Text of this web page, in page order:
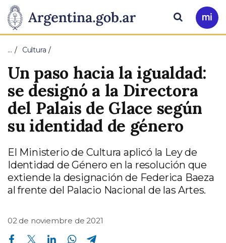
Presidencia
de
la
Nación
Pasar al contenido principal
Ir
a
Buscar
… Cultura
Un paso hacia la igualdad:
se designó a la Directora
del Palais de Glace según
su identidad de género
El Ministerio de Cultura aplicó la Ley de
Identidad de Género en la resolución que
extiende la designación de Federica Baeza
al frente del Palacio Nacional de las Artes.
02 de noviembre de 2021
Compartir en Facebook Compartir en Twitter Compartir en Linkedin Compartir en Whatsapp